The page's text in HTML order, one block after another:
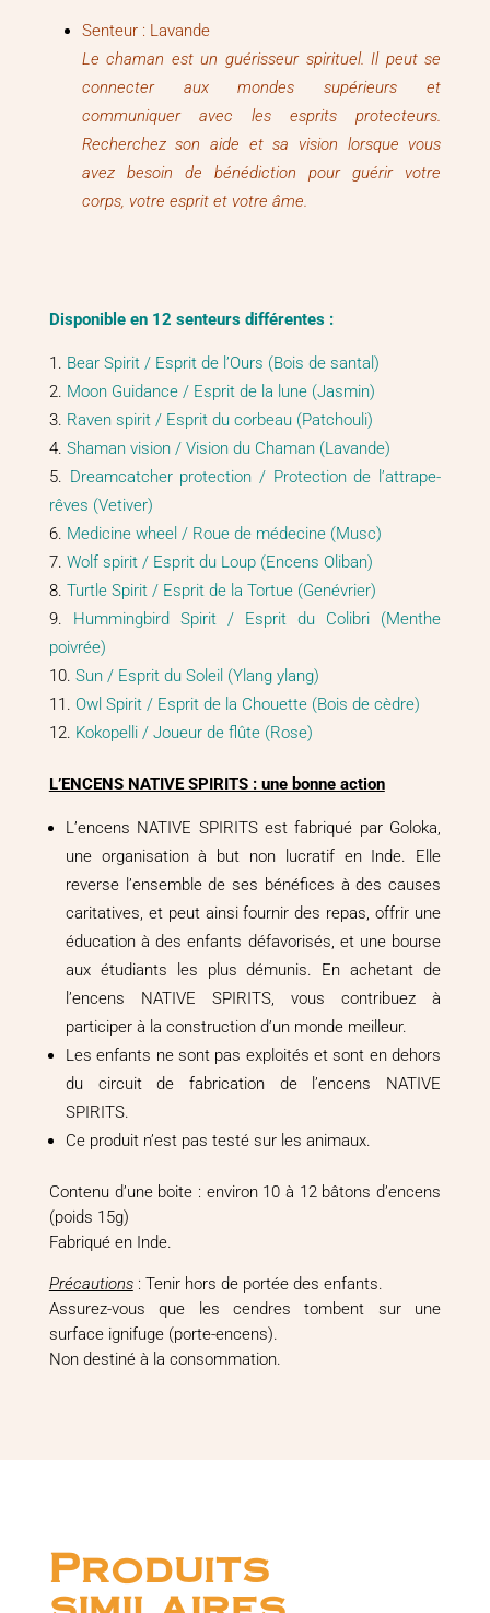
Senteur : Lavande
Le chaman est un guérisseur spirituel. Il peut se
connecter aux mondes supérieurs et
communiquer avec les esprits protecteurs.
Recherchez son aide et sa vision lorsque vous
avez besoin de bénédiction pour guérir votre
corps, votre esprit et votre âme.
Disponible en 12 senteurs différentes :
Bear Spirit / Esprit de l’Ours (Bois de santal)
Moon Guidance / Esprit de la lune (Jasmin)
Raven spirit / Esprit du corbeau (Patchouli)
Shaman vision / Vision du Chaman (Lavande)
Dreamcatcher protection / Protection de l’attrape-
rêves (Vetiver)
Medicine wheel / Roue de médecine (Musc)
Wolf spirit / Esprit du Loup (Encens Oliban)
Turtle Spirit / Esprit de la Tortue (Genévrier)
Hummingbird Spirit / Esprit du Colibri (Menthe
poivrée)
Sun / Esprit du Soleil (Ylang ylang)
Owl Spirit / Esprit de la Chouette (Bois de cèdre)
Kokopelli / Joueur de flûte (Rose)
L’ENCENS NATIVE SPIRITS : une bonne action
L’encens NATIVE SPIRITS est fabriqué par Goloka,
une organisation à but non lucratif en Inde. Elle
reverse l’ensemble de ses bénéfices à des causes
caritatives, et peut ainsi fournir des repas, offrir une
éducation à des enfants défavorisés, et une bourse
aux étudiants les plus démunis. En achetant de
l’encens NATIVE SPIRITS, vous contribuez à
participer à la construction d’un monde meilleur.
Les enfants ne sont pas exploités et sont en dehors
du circuit de fabrication de l’encens NATIVE
SPIRITS.
Ce produit n’est pas testé sur les animaux.
Contenu d’une boite : environ 10 à 12 bâtons d’encens
(poids 15g)
Fabriqué en Inde.
Précautions: Tenir hors de portée des enfants.
Assurez-vous que les cendres tombent sur une
surface ignifuge (porte-encens).
Non destiné à la consommation.
Produits